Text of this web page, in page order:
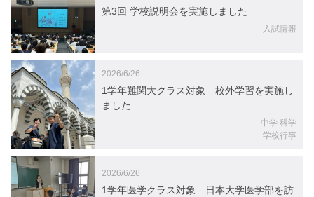
第3回 学校説明会を実施しました
入試情報
2026/6/26
1学年難関大クラス対象 校外学習を実施し
ました
中学 科学
学校行事
2026/6/26
1学年医学クラス対象 日本大学医学部を訪